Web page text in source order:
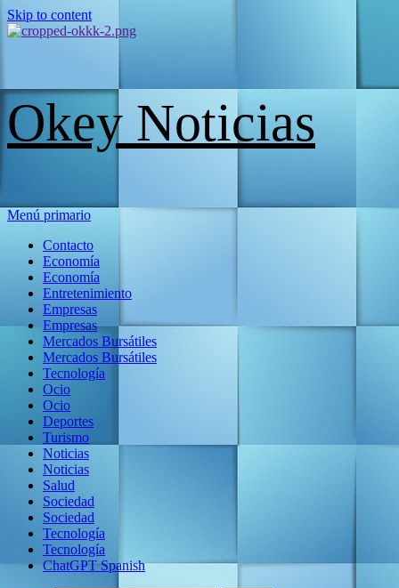
Skip to content
Okey Noticias
Menú primario
Contacto
Economía
Economía
Entretenimiento
Empresas
Empresas
Mercados Bursátiles
Mercados Bursátiles
Tecnología
Ocio
Ocio
Deportes
Turismo
Noticias
Noticias
Salud
Sociedad
Sociedad
Tecnología
Tecnología
ChatGPT Spanish